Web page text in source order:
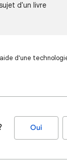
d'un livre
d'une
Oui